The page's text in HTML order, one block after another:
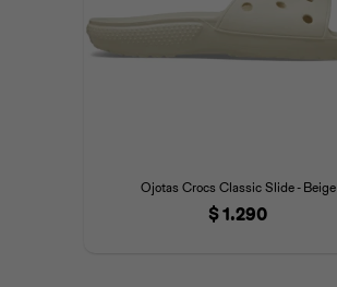
Ojotas Crocs Classic Slide - Beige
$1.290